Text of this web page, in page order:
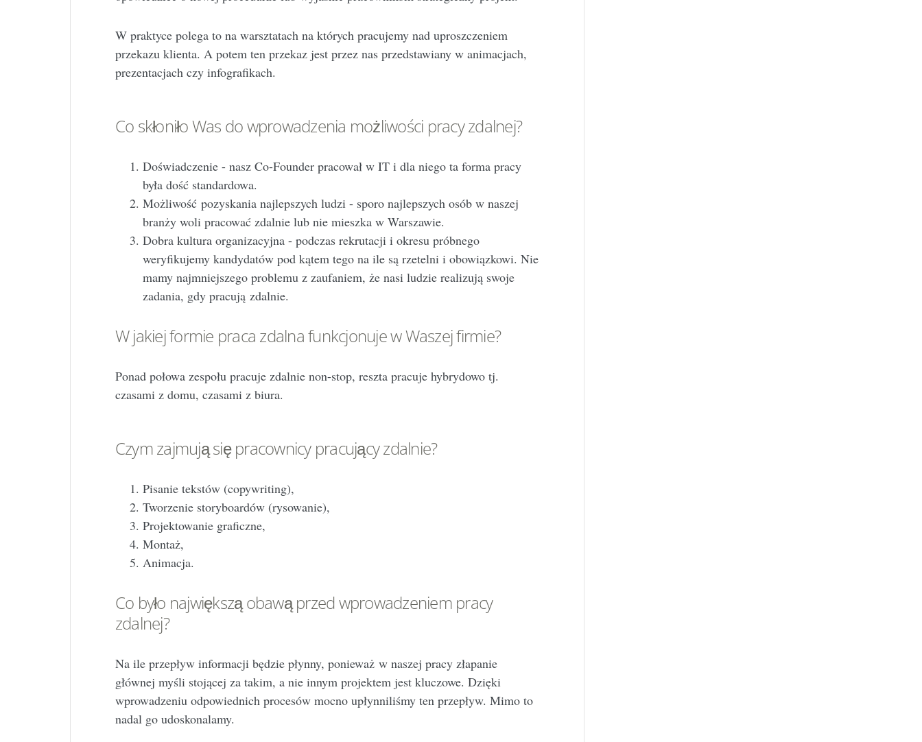
W praktyce polega to na warsztatach na których pracujemy nad uproszczeniem
przekazu klienta. A potem ten przekaz jest przez nas przedstawiany w animacjach,
prezentacjach czy infografikach.
Co skłoniło Was do wprowadzenia możliwości pracy zdalnej?
Doświadczenie - nasz Co-Founder pracował w IT i dla niego ta forma pracy
była dość standardowa.
Możliwość pozyskania najlepszych ludzi - sporo najlepszych osób w naszej
branży woli pracować zdalnie lub nie mieszka w Warszawie.
Dobra kultura organizacyjna - podczas rekrutacji i okresu próbnego
weryfikujemy kandydatów pod kątem tego na ile są rzetelni i obowiązkowi. Nie
mamy najmniejszego problemu z zaufaniem, że nasi ludzie realizują swoje
zadania, gdy pracują zdalnie.
W jakiej formie praca zdalna funkcjonuje w Waszej firmie?
Ponad połowa zespołu pracuje zdalnie non-stop, reszta pracuje hybrydowo tj.
czasami z domu, czasami z biura.
Czym zajmują się pracownicy pracujący zdalnie?
Pisanie tekstów (copywriting),
Tworzenie storyboardów (rysowanie),
Projektowanie graficzne,
Montaż,
Animacja.
Co było największą obawą przed wprowadzeniem pracy
zdalnej?
Na ile przepływ informacji będzie płynny, ponieważ w naszej pracy złapanie
głównej myśli stojącej za takim, a nie innym projektem jest kluczowe. Dzięki
wprowadzeniu odpowiednich procesów mocno upłynniliśmy ten przepływ. Mimo to
nadal go udoskonalamy.